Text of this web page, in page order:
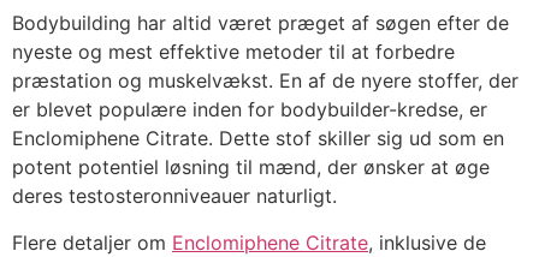
Bodybuilding har altid været præget af søgen efter de
nyeste og mest effektive metoder til at forbedre
præstation og muskelvækst. En af de nyere stoffer, der
er blevet populære inden for bodybuilder-kredse, er
Enclomiphene Citrate. Dette stof skiller sig ud som en
potent potentiel løsning til mænd, der ønsker at øge
deres testosteronniveauer naturligt.
Flere detaljer om Enclomiphene Citrate, inklusive de